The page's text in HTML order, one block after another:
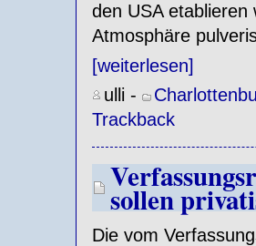
den USA
Atmosphäre
[weiterlesen]
ulli -
Trackback
sollen
Die vom